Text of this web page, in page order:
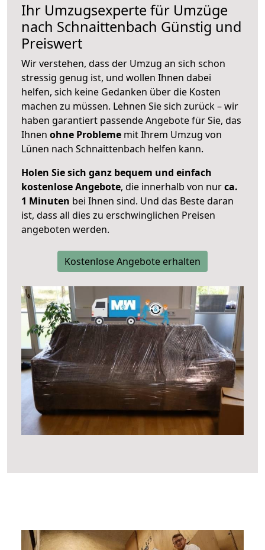
Ihr Umzugsexperte für Umzüge
nach Schnaittenbach Günstig und
Preiswert
Wir verstehen, dass der Umzug an sich schon
stressig genug ist, und wollen Ihnen dabei
helfen, sich keine Gedanken über die Kosten
machen zu müssen. Lehnen Sie sich zurück – wir
haben garantiert passende Angebote für Sie, das
Ihnen ohne Probleme mit Ihrem Umzug von
Lünen nach Schnaittenbach helfen kann.
Holen Sie sich ganz bequem und einfach
kostenlose Angebote, die innerhalb von nurca.
1 Minuten bei Ihnen sind. Und das Beste daran
ist, dass all dies zu erschwinglichen Preisen
angeboten werden.
Kostenlose Angebote erhalten